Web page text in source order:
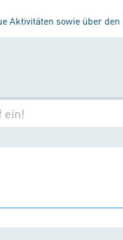
Aktivitäten sowie über